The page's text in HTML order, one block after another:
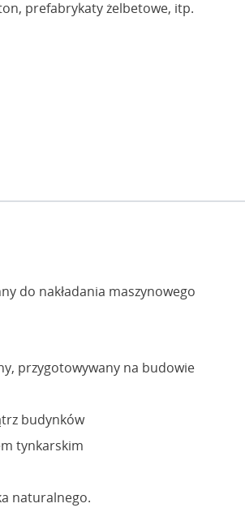
prefabrykaty żelbetowe, itp.
do nakładania maszynowego
przygotowywany na budowie
budynków
tynkarskim
naturalnego.